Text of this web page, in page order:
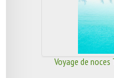
Voyage de